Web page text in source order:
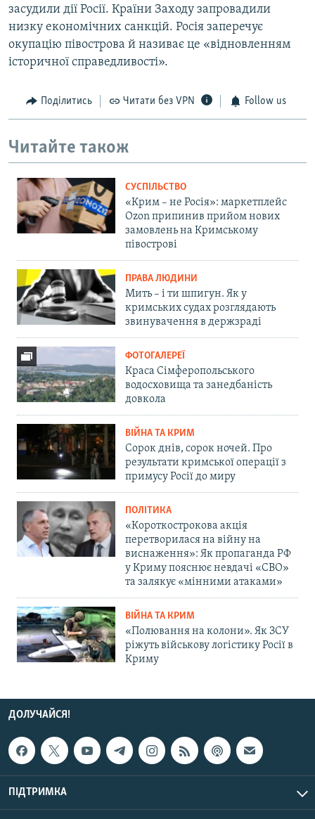
засудили дії Росії. Країни Заходу запровадили
низку економічних санкцій. Росія заперечує
окупацію півострова й називає це «відновленням
історичної справедливості».
Поділитись Читати без VPN Follow us
Читайте також
СУСПІЛЬСТВО
«Крим – не Росія»: маркетплейс
Ozon припинив прийом нових
замовлень на Кримському
півострові
ПРАВА ЛЮДИНИ
Мить – і ти шпигун. Як у
кримських судах розглядають
звинувачення в держзраді
ФОТОГАЛЕРЕЇ
Краса Сімферопольського
водосховища та занедбаність
довкола
ВІЙНА ТА КРИМ
Сорок днів, сорок ночей. Про
результати кримської операції з
примусу Росії до миру
ПОЛІТИКА
«Короткострокова акція
перетворилася на війну на
виснаження»: Як пропаганда РФ
у Криму пояснює невдачі «СВО»
та залякує «мінними атаками»
ВІЙНА ТА КРИМ
«Полювання на колони». Як ЗСУ
ріжуть військову логістику Росії в
Криму
ДОЛУЧАЙСЯ!
ПІДТРИМКА